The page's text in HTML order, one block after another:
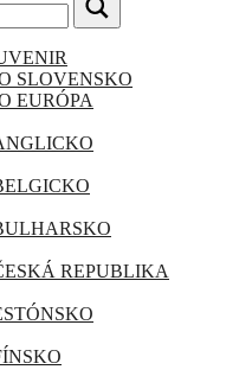
SLOVENSKO
EURÓPA
REPUBLIKA